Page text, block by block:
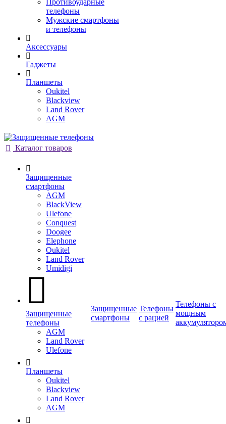
Противоударные
телефоны
Мужские смартфоны
и телефоны
Аксессуары
Гаджеты
Планшеты
Oukitel
Blackview
Land Rover
AGM
Каталог товаров
Защищенные
смартфоны
AGM
BlackView
Ulefone
Conquest
Doogee
Elephone
Oukitel
Land Rover
Umidigi
Защищенные
телефоны
AGM
Land Rover
Ulefone
Планшеты
Oukitel
Blackview
Land Rover
AGM
Защищенные
смартфоны
Телефоны
с рацией
Телефоны с
мощным